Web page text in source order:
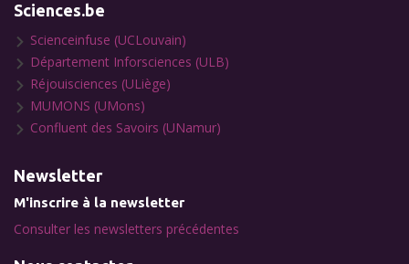
Sciences.be
Scienceinfuse (UCLouvain)
Département Inforsciences (ULB)
Réjouisciences (ULiège)
MUMONS (UMons)
Confluent des Savoirs (UNamur)
Newsletter
M'inscrire à la newsletter
Consulter les newsletters précédentes